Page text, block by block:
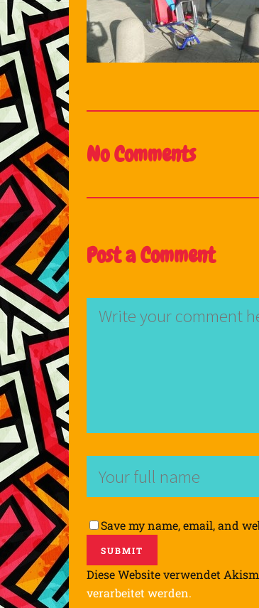
No Comments
Post a Comment
Save my name, email, and
Diese Website verwendet
verarbeitet werden.